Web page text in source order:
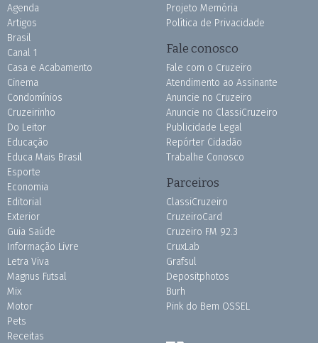
Agenda
Artigos
Brasil
Canal 1
Casa e Acabamento
Cinema
Condomínios
Cruzeirinho
Do Leitor
Educação
Educa Mais Brasil
Esporte
Economia
Editorial
Exterior
Guia Saúde
Informação Livre
Letra Viva
Magnus Futsal
Mix
Motor
Pets
Receitas
Projeto Memória
Política de Privacidade
Fale conosco
Fale com o Cruzeiro
Atendimento ao Assinante
Anuncie no Cruzeiro
Anuncie no ClassiCruzeiro
Publicidade Legal
Repórter Cidadão
Trabalhe Conosco
Parceiros
ClassiCruzeiro
CruzeiroCard
Cruzeiro FM 92.3
CruxLab
Grafsul
Depositphotos
Burh
Pink do Bem OSSEL